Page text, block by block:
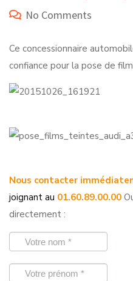
No Comments
Ce concessionnaire
confiance pour la pose de
Nous contacter
joignant au 01.60.89.00.00
directement :